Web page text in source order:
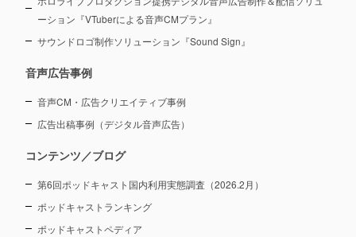
ーション 『VTuberによる音声CMプラン』
サウンドロゴ制作ソリューション『Sound Sign』
音声広告事例
音声CM・広告クリエイティブ事例
広告出稿事例（デジタル音声広告）
コンテンツ／ブログ
第6回ポッドキャスト国内利用実態調査（2026.2月）
ポッドキャストランキング
ポッドキャストペディア